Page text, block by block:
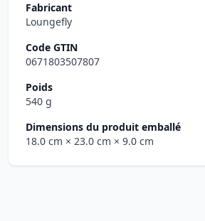
Fabricant
Loungefly
Code GTIN
0671803507807
Poids
540 g
Dimensions du produit emballé
18.0 cm × 23.0 cm × 9.0 cm